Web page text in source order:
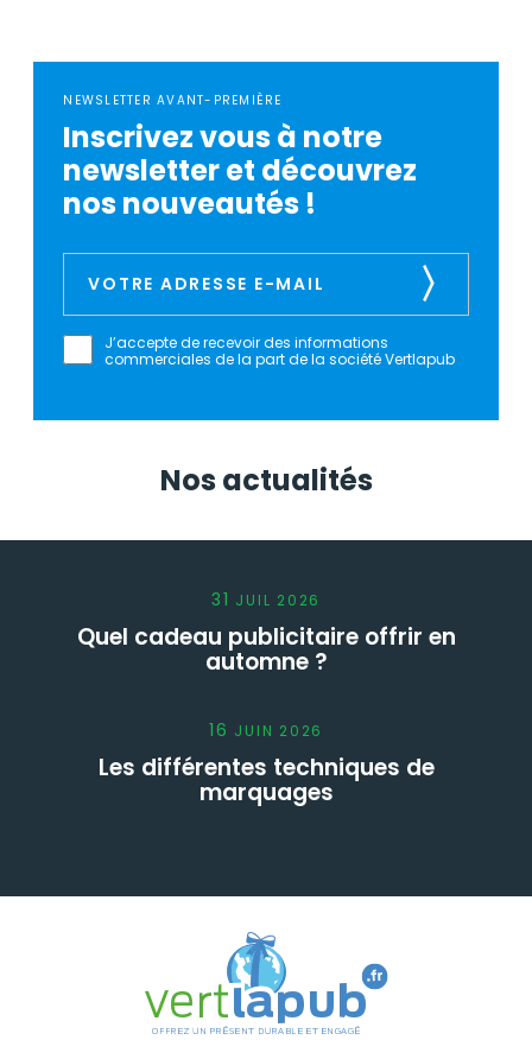
NEWSLETTER AVANT-PREMIÈRE
Inscrivez vous à notre
newsletter et découvrez
nos nouveautés !
J’accepte de recevoir des informations
commerciales de la part de la société Vertlapub
Nos actualités
31 JUIL 2026
Quel cadeau publicitaire offrir en
automne ?
16 JUIN 2026
Les différentes techniques de
marquages